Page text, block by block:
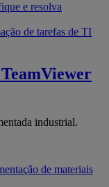
e resolva
de tarefas de TI
TeamViewer
industrial.
de materiais